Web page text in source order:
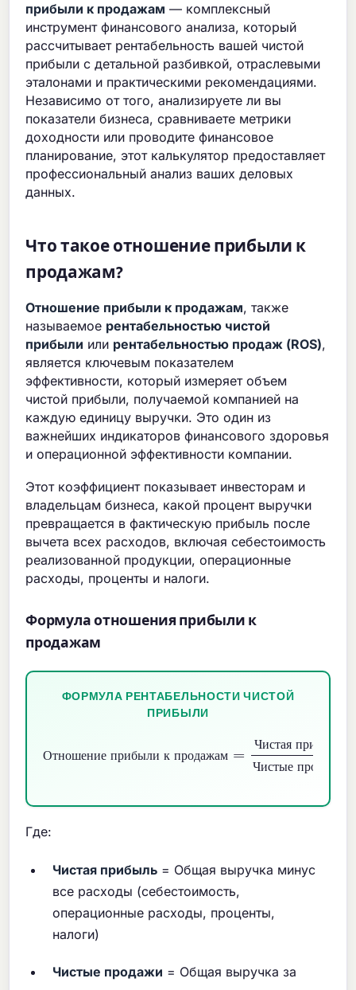
прибыли к продажам — комплексный
инструмент финансового анализа, который
рассчитывает рентабельность вашей чистой
прибыли с детальной разбивкой, отраслевыми
эталонами и практическими рекомендациями.
Независимо от того, анализируете ли вы
показатели бизнеса, сравниваете метрики
доходности или проводите финансовое
планирование, этот калькулятор предоставляет
профессиональный анализ ваших деловых
данных.
Что такое отношение прибыли к
продажам?
Отношение прибыли к продажам, также
называемое рентабельностью чистой
прибыли или рентабельностью продаж (ROS),
является ключевым показателем
эффективности, который измеряет объем
чистой прибыли, получаемой компанией на
каждую единицу выручки. Это один из
важнейших индикаторов финансового здоровья
и операционной эффективности компании.
Этот коэффициент показывает инвесторам и
владельцам бизнеса, какой процент выручки
превращается в фактическую прибыль после
вычета всех расходов, включая себестоимость
реализованной продукции, операционные
расходы, проценты и налоги.
Формула отношения прибыли к
продажам
ФОРМУЛА РЕНТАБЕЛЬНОСТИ ЧИСТОЙ
ПРИБЫЛИ
О тн ош ени е п ри были к п р одажам
Чи ст ая п р и
Чи ст ые п р о
×100%
Где:
Чистая прибыль = Общая выручка минус
все расходы (себестоимость,
операционные расходы, проценты,
налоги)
Чистые продажи = Общая выручка за